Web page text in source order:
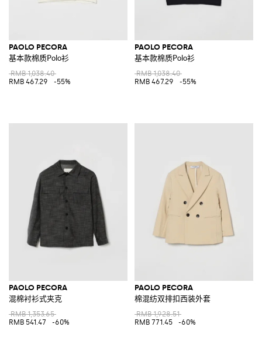
PAOLO PECORA
基本款棉质Polo衫
RMB 1,038.40
RMB 467.29
-55%
PAOLO PECORA
基本款棉质Polo衫
RMB 1,038.40
RMB 467.29
-55%
PAOLO PECORA
混棉衬衫式夹克
RMB 1,353.65
RMB 541.47
-60%
PAOLO PECORA
棉混纺双排扣西装外套
RMB 1,928.51
RMB 771.45
-60%